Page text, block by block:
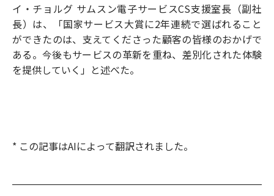
イ・チョルグ サムスン電子サービスCS支援室長（副社
長）は、「国家サービス大賞に2年連続で選ばれること
ができたのは、支えてくださった顧客の皆様のおかげで
ある。今後もサービスの革新を重ね、差別化された体験
を提供していく」と述べた。
* この記事はAIによって翻訳されました。